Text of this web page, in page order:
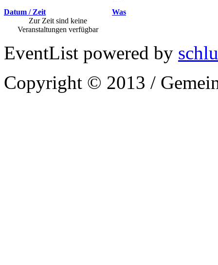
Datum / Zeit
Was
Zur Zeit sind keine
Veranstaltungen verfügbar
EventList powered by
Copyright © 2013 /